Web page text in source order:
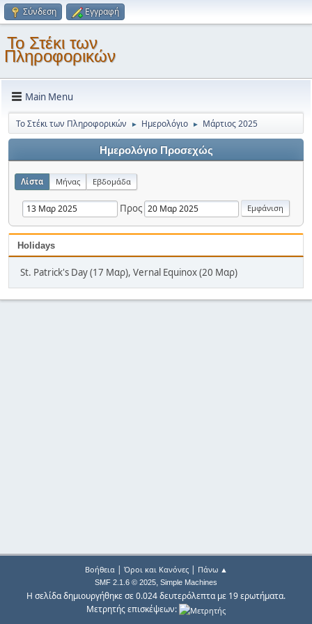
Σύνδεση Εγγραφή
Το Στέκι των
Πληροφορικών
Main Menu
Το Στέκι των Πληροφορικών ► Ημερολόγιο ► Μάρτιος 2025
Ημερολόγιο Προσεχώς
Λίστα Μήνας Εβδομάδα
Προς
Holidays
St. Patrick's Day (17 Μαρ), Vernal Equinox (20 Μαρ)
Βοήθεια| Όροι και Κανόνες| Πάνω ▲
SMF 2.1.6 © 2025, Simple Machines
Η σελίδα δημιουργήθηκε σε 0.024 δευτερόλεπτα με 19 ερωτήματα.
Μετρητής επισκέψεων: